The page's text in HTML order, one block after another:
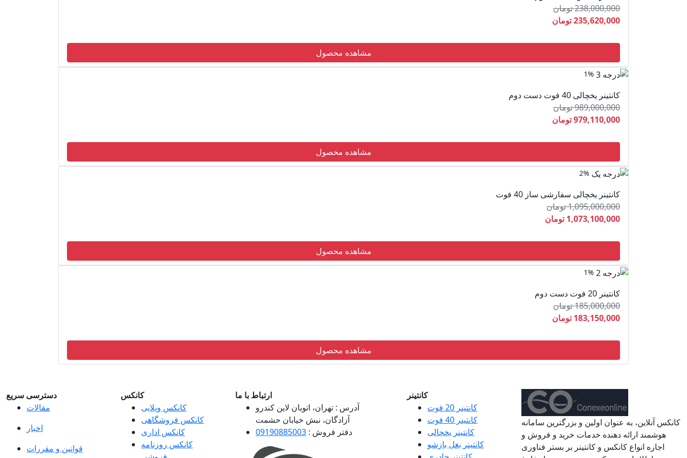
238,000,000 تومان
235,620,000 تومان
مشاهده محصول
1%
کانتینر یخچالی 40 فوت دست دوم
989,000,000 تومان
979,110,000 تومان
مشاهده محصول
2%
کانتینر یخچالی سفارشی ساز 40 فوت
1,095,000,000 تومان
1,073,100,000 تومان
مشاهده محصول
1%
کانتینر 20 فوت دست دوم
185,000,000 تومان
183,150,000 تومان
مشاهده محصول
دسترسی سریع
مقالات
اخبار
قوانین و مقررات
کانکس
کانکس ویلایی
کانکس فروشگاهی
کانکس اداری
کانکس روزنامه
کانتینر
کانتینر 20 فوت
کانتینر 40 فوت
کانتینر یخچالی
کانتینر بغل بازشو
ارتباط با ما
آدرس : تهران، اتوبان لاین کندرو
آزادگان، نبش خیابان حشمت
دفتر فروش : 09190885003
کانکس آنلاین، به عنوان اولین و بزرگترین سامانه
هوشمند ارائه دهنده خدمات خرید و فروش و
اجاره انواع کانکس و کانتینر بر بستر فناوری